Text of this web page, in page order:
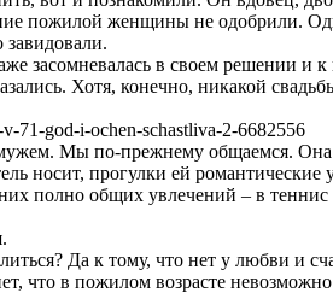
пожилой женщины не одобрили.
засомневалась в своем решении и
Хотя, конечно, никакой
Мы по-прежнему общаемся.
носит, прогулки ей романтические
полно общих увлечений – в
Да к тому, что нет у любви и
что в пожилом возрасте